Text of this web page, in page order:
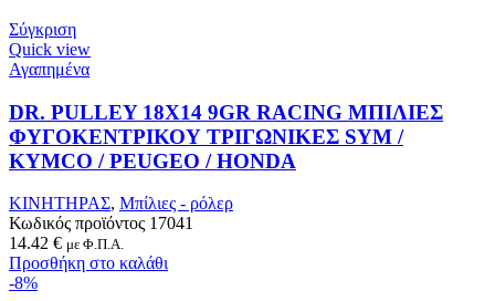
Σύγκριση
Quick view
Αγαπημένα
DR. PULLEY 18X14 9GR RACING ΜΠΙΛΙΕΣ
ΦΥΓΟΚΕΝΤΡΙΚΟΥ ΤΡΙΓΩΝΙΚΕΣ SYM /
KYMCO / PEUGEO / HONDA
ΚΙΝΗΤΗΡΑΣ, Μπίλιες - ρόλερ
Κωδικός προϊόντος 17041
14.42 € με Φ.Π.Α.
Προσθήκη στο καλάθι
-8%